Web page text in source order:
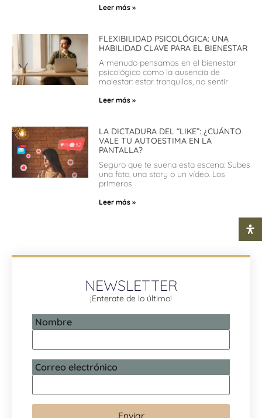
Leer más »
FLEXIBILIDAD PSICOLÓGICA: UNA
HABILIDAD CLAVE PARA EL BIENESTAR
A menudo pensamos en el bienestar
psicológico como la ausencia de
malestar: estar tranquilos, no sentir
Leer más »
LA DICTADURA DEL “LIKE”: ¿CUÁNTO
VALE TU AUTOESTIMA EN LA
PANTALLA?
Seguro que te suena esta escena: Subes
una foto, una story o un vídeo. Los
primeros
Leer más »
NEWSLETTER
¡Enterate de lo último!
Nombre
Correo electrónico